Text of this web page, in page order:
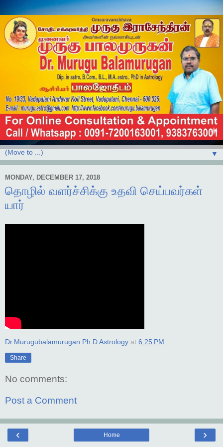
▼
MONDAY, DECEMBER 17, 2018
தொழில் வளர்ச்சிக்கு உதவி செய்பவர்கள்
யார்
Dr.Murugubalamurugan Ph.D Astrology at 6:25 PM
Share
No comments:
Post a Comment
‹ ›
Home